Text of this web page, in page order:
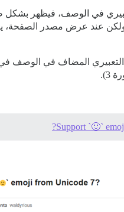
تعبيري في الوصف، فيظهر
(الصورة 1). ولكن عند عرض مصدر
التعبيري المضاف في الوصف
Support `🙂`